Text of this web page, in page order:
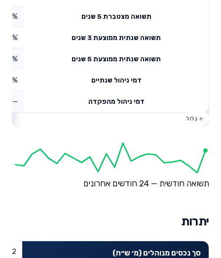
תשואה מצטברת 5 שנים
תשואה שנתית ממוצעת 3 שנים
תשואה שנתית ממוצעת 5 שנים
דמי ניהול שנתיים
דמי ניהול מהפקדה —
תשואה חודשית — 24 חודשים אחרונים
יתרות
סך נכסים מנוהלים (מ׳ ש״ח) 44.2